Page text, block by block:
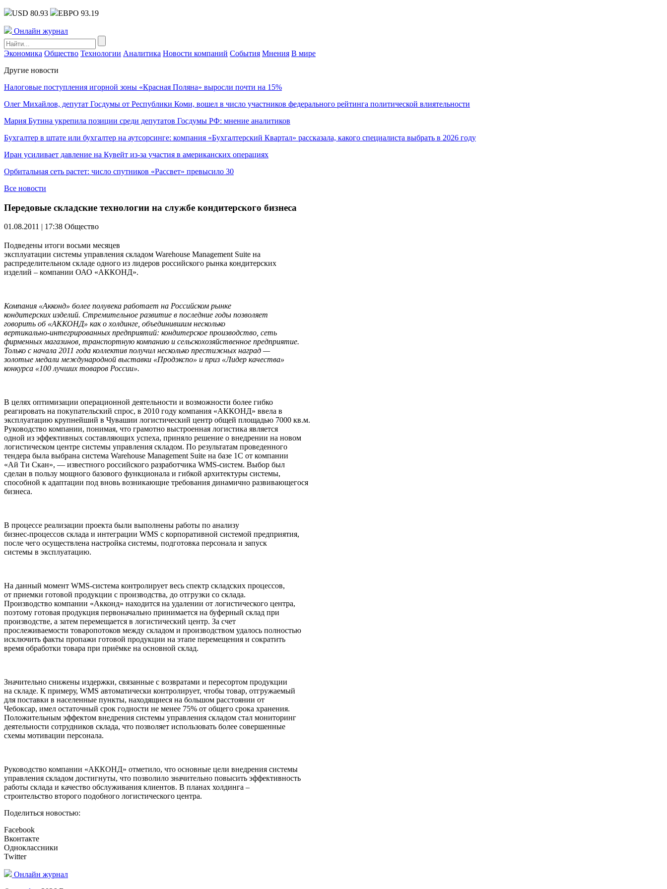
USD 80.93 ЕВРО 93.19
Онлайн журнал
Экономика Общество Технологии Аналитика Новости компаний События Мнения В мире
Другие новости
Налоговые поступления игорной зоны «Красная Поляна» выросли почти на 15%
Олег Михайлов, депутат Госдумы от Республики Коми, вошел в число участников федерального рейтинга политической влиятельности
Мария Бутина укрепила позиции среди депутатов Госдумы РФ: мнение аналитиков
Бухгалтер в штате или бухгалтер на аутсорсинге: компания «Бухгалтерский Квартал» рассказала, какого специалиста выбрать в 2026 году
Иран усиливает давление на Кувейт из-за участия в американских операциях
Орбитальная сеть растет: число спутников «Рассвет» превысило 30
Все новости
Передовые складские технологии на службе кондитерского бизнеса
01.08.2011 | 17:38 Общество
Подведены итоги восьми месяцев
эксплуатации системы управления cкладом Warehouse Management Suite на
распределительном складе одного из лидеров российского рынка кондитерских
изделий – компании ОАО «АККОНД».
Компания «Акконд» более полувека работает на Российском рынке
кондитерских изделий. Стремительное развитие в последние годы позволяет
говорить об «АККОНД» как о холдинге, объединившим несколько
вертикально-интегрированных предприятий: кондитерское производство, сеть
фирменных магазинов, транспортную компанию и сельскохозяйственное предприятие.
Только с начала 2011 года коллектив получил несколько престижных наград —
золотые медали международной выставки «Продэкспо» и приз «Лидер качества»
конкурса «100 лучших товаров России».
В целях оптимизации операционной деятельности и возможности более гибко
реагировать на покупательский спрос, в 2010 году компания «АККОНД» ввела в
эксплуатацию крупнейший в Чувашии логистический центр общей площадью 7000 кв.м.
Руководство компании, понимая, что грамотно выстроенная логистика является
одной из эффективных составляющих успеха, приняло решение о внедрении на новом
логистическом центре системы управления складом. По результатам проведенного
тендера была выбрана система Warehouse Management Suite на базе 1С от компании
«Ай Ти Скан», — известного российского разработчика WMS-cистем. Выбор был
сделан в пользу мощного базового функционала и гибкой архитектуры системы,
способной к адаптации под вновь возникающие требования динамично развивающегося
бизнеса.
В процессе реализации проекта были выполнены работы по анализу
бизнес-процессов склада и интеграции WMS с корпоративной системой предприятия,
после чего осуществлена настройка системы, подготовка персонала и запуск
системы в эксплуатацию.
На данный момент WMS-система контролирует весь спектр складских процессов,
от приемки готовой продукции с производства, до отгрузки со склада.
Производство компании «Акконд» находится на удалении от логистического центра,
поэтому готовая продукция первоначально принимается на буферный склад при
производстве, а затем перемещается в логистический центр. За счет
прослеживаемости товаропотоков между складом и производством удалось полностью
исключить факты пропажи готовой продукции на этапе перемещения и сократить
время обработки товара при приёмке на основной склад.
Значительно снижены издержки, связанные с возвратами и пересортом продукции
на складе. К примеру, WMS автоматически контролирует, чтобы товар, отгружаемый
для поставки в населенные пункты, находящиеся на большом расстоянии от
Чебоксар, имел остаточный срок годности не менее 75% от общего срока хранения.
Положительным эффектом внедрения системы управления складом стал мониторинг
деятельности сотрудников склада, что позволяет использовать более совершенные
схемы мотивации персонала.
Руководство компании «АККОНД» отметило, что основные цели внедрения системы
управления складом достигнуты, что позволило значительно повысить эффективность
работы склада и качество обслуживания клиентов. В планах холдинга –
строительство второго подобного логистического центра.
Поделиться новостью:
Facebook
Вконтакте
Одноклассники
Twitter
Онлайн журнал